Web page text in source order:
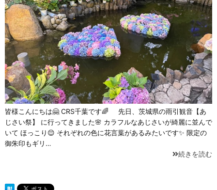
皆様こんにちは🤗 CRS千葉です🌈 先日、茨城県の雨引観音【あ
じさい祭】 に行ってきました🌸 カラフルなあじさいが綺麗に並んで
いて ほっこり😌 それぞれの色に花言葉があるみたいです✨ 限定の
御朱印もギリ…
続きを読む